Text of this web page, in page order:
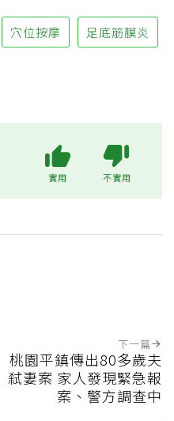
穴位按摩 足底筋膜炎
實用 不實用
下一篇
桃園平鎮傳出80多歲夫
弒妻案 家人發現緊急報
案、警方調查中